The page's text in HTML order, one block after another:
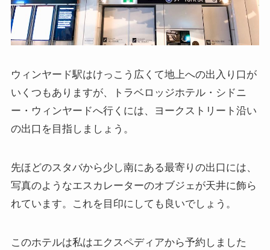
ウィンヤード駅はけっこう広くて地上への出入り口が
いくつもありますが、トラベロッジホテル・シドニ
ー・ウィンヤードへ行くには、ヨークストリート沿い
の出口を目指しましょう。
先ほどのスタバから少し南にある最寄りの出口には、
写真のようなエスカレーターのオブジェが天井に飾ら
れています。これを目印にしても良いでしょう。
このホテルは私はエクスペディアから予約しました